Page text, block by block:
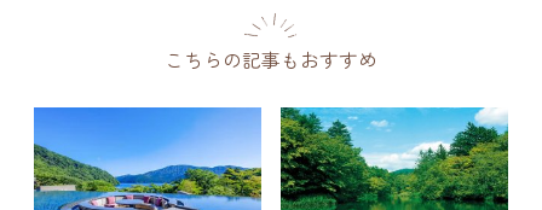
こちらの記事もおすすめ